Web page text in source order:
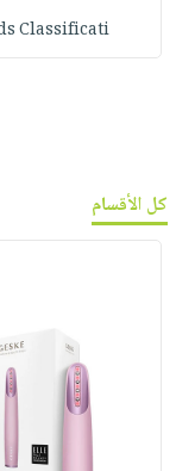
Classificati
كل الأقسام